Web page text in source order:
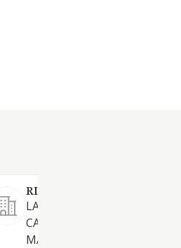
RIVERZAR SL
LA INDUSTRIA DE LA
CARPINTERIA TANTO DE LA
MADERA COMO METALICA